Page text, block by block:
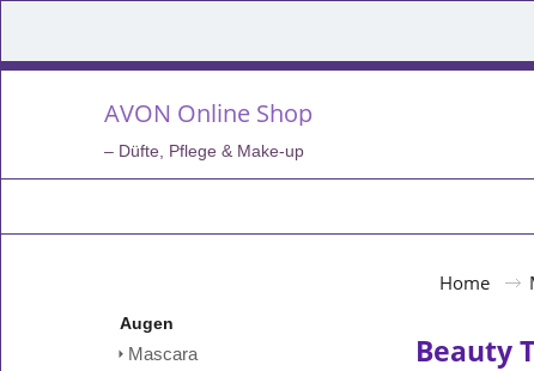
AVON Online Shop
– Düfte, Pflege & Make-up
Augen
Mascara
Home
Beauty